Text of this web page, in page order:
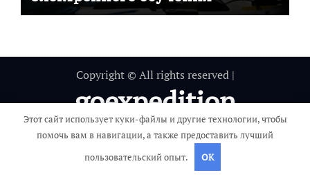
Copyright © All rights reserved |
goexpedition
Путешествие вокруг света
Этот сайт использует куки-файлы и другие технологии, чтобы
помочь вам в навигации, а также предоставить лучший
пользовательский опыт.
OK